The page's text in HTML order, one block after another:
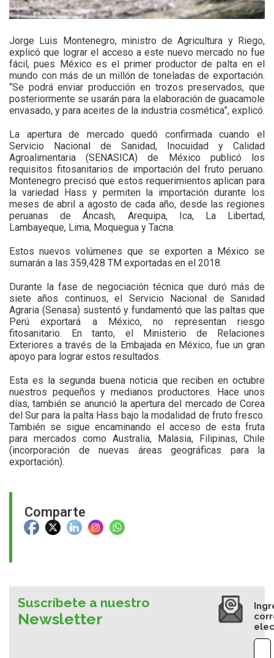
Comparte
Jorge Luis Montenegro, ministro de Agricultura y Riego,
explicó que lograr el acceso a este nuevo mercado no fue
fácil, pues México es el primer productor de palta en el
mundo con más de un millón de toneladas de exportación.
“Se podrá enviar producción en trozos preservados, que
posteriormente se usarán para la elaboración de guacamole
envasado, y para aceites de la industria cosmética”, explicó.
La apertura de mercado quedó confirmada cuando el
Servicio Nacional de Sanidad, Inocuidad y Calidad
Agroalimentaria (SENASICA) de México publicó los
requisitos fitosanitarios de importación del fruto peruano.
Montenegro precisó que estos requerimientos aplican para
la variedad Hass y permiten la importación durante los
meses de abril a agosto de cada año, desde las regiones
peruanas de Áncash, Arequipa, Ica, La Libertad,
Lambayeque, Lima, Moquegua y Tacna.
Estos nuevos volúmenes que se exporten a México se
sumarán a las 359,428 TM exportadas en el 2018.
Durante la fase de negociación técnica que duró más de
siete años continuos, el Servicio Nacional de Sanidad
Agraria (Senasa) sustentó y fundamentó que las paltas que
Perú exportará a México, no representan riesgo
fitosanitario. En tanto, el Ministerio de Relaciones
Exteriores a través de la Embajada en México, fue un gran
apoyo para lograr estos resultados.
Esta es la segunda buena noticia que reciben en octubre
nuestros pequeños y medianos productores. Hace unos
días, también se anunció la apertura del mercado de Corea
del Sur para la palta Hass bajo la modalidad de fruto fresco.
También se sigue encaminando el acceso de esta fruta
para mercados como Australia, Malasia, Filipinas, Chile
(incorporación de nuevas áreas geográficas para la
exportación).
Suscríbete a nuestro
Newsletter